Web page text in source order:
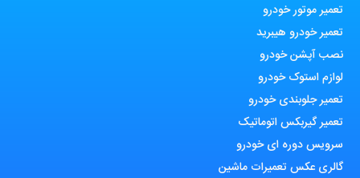
تعمیر موتور خودرو
تعمیر خودرو هیبرید
نصب آپشن خودرو
لوازم استوک خودرو
تعمیر جلوبندی خودرو
تعمیر گیربکس اتوماتیک
سرویس دوره ای خودرو
گالری عکس تعمیرات ماشین